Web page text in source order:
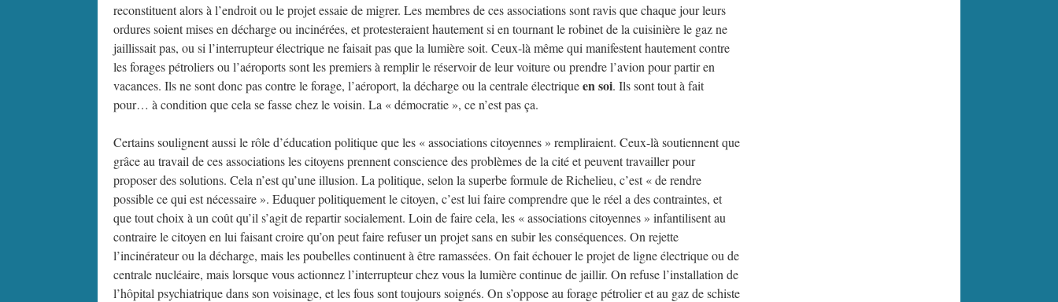
reconstituent alors à l’endroit ou le projet essaie de migrer. Les membres de ces associations sont ravis que chaque jour leurs
ordures soient mises en décharge ou incinérées, et protesteraient hautement si en tournant le robinet de la cuisinière le gaz ne
jaillissait pas, ou si l’interrupteur électrique ne faisait pas que la lumière soit. Ceux-là même qui manifestent hautement contre
les forages pétroliers ou l’aéroports sont les premiers à remplir le réservoir de leur voiture ou prendre l’avion pour partir en
vacances. Ils ne sont donc pas contre le forage, l’aéroport, la décharge ou la centrale électriqueen soi. Ils sont tout à fait
pour… à condition que cela se fasse chez le voisin. La « démocratie », ce n’est pas ça.
Certains soulignent aussi le rôle d’éducation politique que les « associations citoyennes » rempliraient. Ceux-là soutiennent que
grâce au travail de ces associations les citoyens prennent conscience des problèmes de la cité et peuvent travailler pour
proposer des solutions. Cela n’est qu’une illusion. La politique, selon la superbe formule de Richelieu, c’est « de rendre
possible ce qui est nécessaire ». Eduquer politiquement le citoyen, c’est lui faire comprendre que le réel a des contraintes, et
que tout choix à un coût qu’il s’agit de repartir socialement. Loin de faire cela, les « associations citoyennes » infantilisent au
contraire le citoyen en lui faisant croire qu’on peut faire refuser un projet sans en subir les conséquences. On rejette
l’incinérateur ou la décharge, mais les poubelles continuent à être ramassées. On fait échouer le projet de ligne électrique ou de
centrale nucléaire, mais lorsque vous actionnez l’interrupteur chez vous la lumière continue de jaillir. On refuse l’installation de
l’hôpital psychiatrique dans son voisinage, et les fous sont toujours soignés. On s’oppose au forage pétrolier et au gaz de schiste